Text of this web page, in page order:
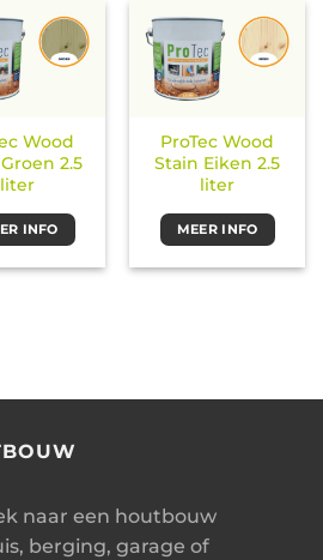
Wood
2.5
liter
INFO
ProTec Wood
Stain Eiken 2.5
liter
MEER INFO
naar een houtbouw
berging, garage of